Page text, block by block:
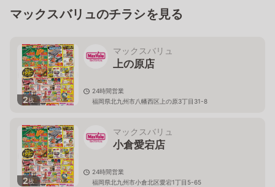
マックスバリュのチラシを見る
2枚
マックスバリュ
上の原店
24時間営業
福岡県北九州市八幡西区上の原3丁目31-8
2枚
マックスバリュ
小倉愛宕店
24時間営業
福岡県北九州市小倉北区愛宕1丁目5-65